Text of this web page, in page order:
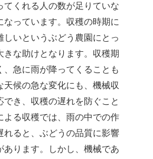
てくれる人の数が足りていな
なっています。収穫の時期に
しいというぶどう農園にとっ
きな助けとなります。収穫期
、急に雨が降ってくることも
天候の急な変化にも、機械収
き、収穫の遅れを防ぐこと
よる収穫では、雨の中での作
れると、ぶどうの品質に影響
あります。しかし、機械であ